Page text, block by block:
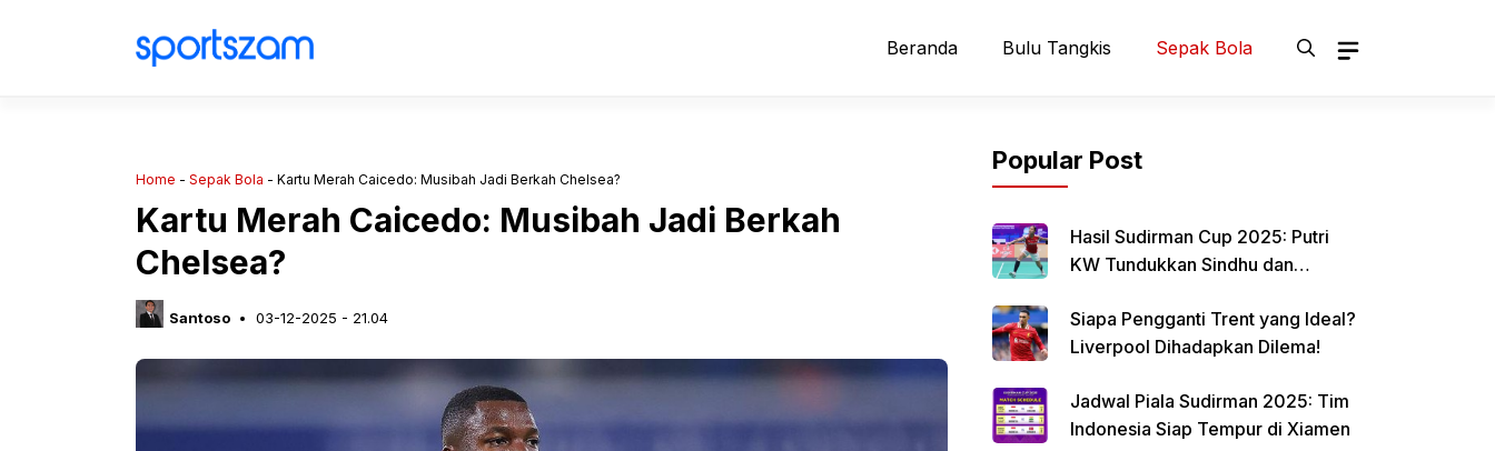
Beranda Bulu Tangkis Sepak Bola
Home - Sepak Bola - Kartu Merah Caicedo: Musibah Jadi Berkah Chelsea?
Kartu Merah Caicedo: Musibah Jadi Berkah
Chelsea?
Santoso 03-12-2025 - 21.04
Popular Post
Hasil Sudirman Cup 2025: Putri
KW Tundukkan Sindhu dan
Siapa Pengganti Trent yang Ideal?
Liverpool Dihadapkan Dilema!
Jadwal Piala Sudirman 2025: Tim
Indonesia Siap Tempur di Xiamen